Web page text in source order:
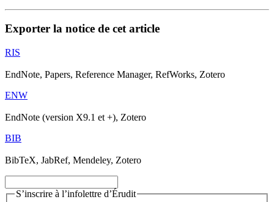
Exporter la notice de cet article
RIS
EndNote, Papers, Reference Manager, RefWorks, Zotero
ENW
EndNote (version X9.1 et +), Zotero
BIB
BibTeX, JabRef, Mendeley, Zotero
S’inscrire à l’infolettre d’Érudit